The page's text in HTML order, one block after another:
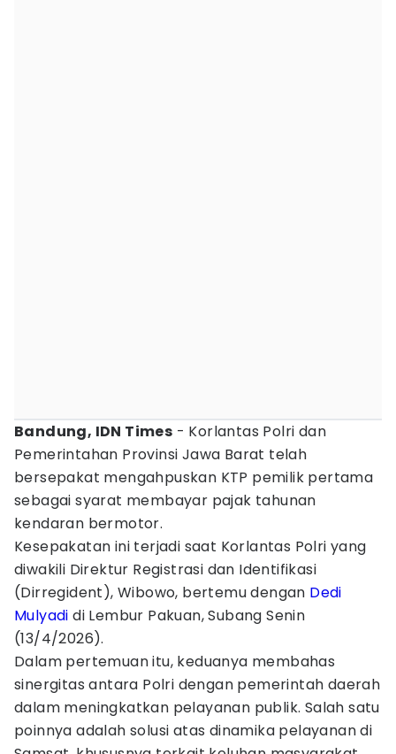
Bandung, IDN Times - Korlantas Polri dan
Pemerintahan Provinsi Jawa Barat telah
bersepakat mengahpuskan KTP pemilik pertama
sebagai syarat membayar pajak tahunan
kendaran bermotor.
Kesepakatan ini terjadi saat Korlantas Polri yang
diwakili Direktur Registrasi dan Identifikasi
(Dirregident), Wibowo, bertemu dengan Dedi
Mulyadi di Lembur Pakuan, Subang Senin
(13/4/2026).
Dalam pertemuan itu, keduanya membahas
sinergitas antara Polri dengan pemerintah daerah
dalam meningkatkan pelayanan publik. Salah satu
poinnya adalah solusi atas dinamika pelayanan di